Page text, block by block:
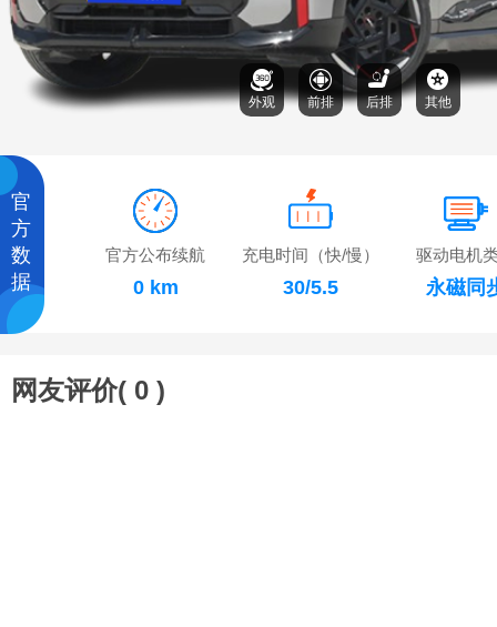
外观 前排 后排 其他
官
方
数
据
官方公布续航
0 km
充电时间（快/慢）
30/5.5
驱动电机
永磁同
网友评价( 0 )